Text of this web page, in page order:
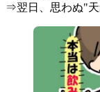
⇒翌日、思わぬ"